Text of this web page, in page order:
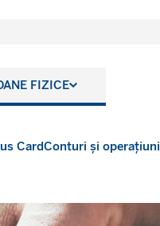
FIZICE
CardConturi și operațiuni